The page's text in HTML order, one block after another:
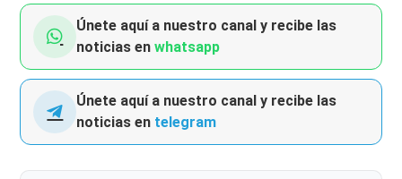
Únete aquí a nuestro canal y recibe las
noticias enwhatsapp
Únete aquí a nuestro canal y recibe las
noticias en telegram